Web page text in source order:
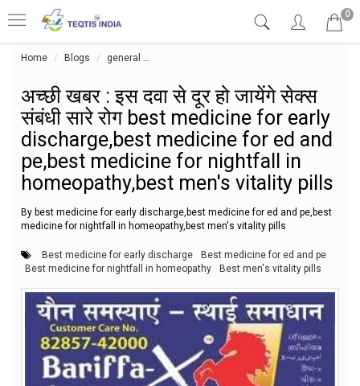
0
Home Blogs general
अच्छी खबर : इस दवा से दूर हो जायेंगे सेक्स
संबंधी सारे रोग best medicine for early
discharge,best medicine for ed and
pe,best medicine for nightfall in
homeopathy,best men's vitality pills
By best medicine for early discharge,best medicine for ed and pe,best
medicine for nightfall in homeopathy,best men's vitality pills
Best medicine for early discharge
Best medicine for ed and pe
Best medicine for nightfall in homeopathy
Best men's vitality pills